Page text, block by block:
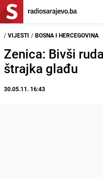
/ VIJESTI / BOSNA I HERCEGOVINA
Zenica: Bivši
štrajka glađu
30.05.11. 16:43